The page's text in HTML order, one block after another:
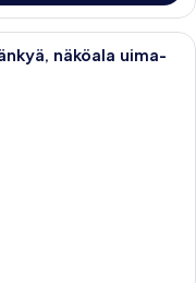
tallelokero huoneessa,
näköala uima-